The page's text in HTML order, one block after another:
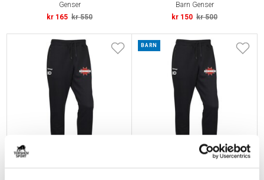
Genser
kr 165 kr 550
Barn Genser
kr 150 kr 500
CCM
BARN
CCM